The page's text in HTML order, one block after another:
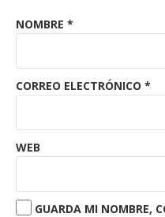
NOMBRE *
CORREO ELECTRÓNICO *
WEB
GUARDA MI NOMBRE,